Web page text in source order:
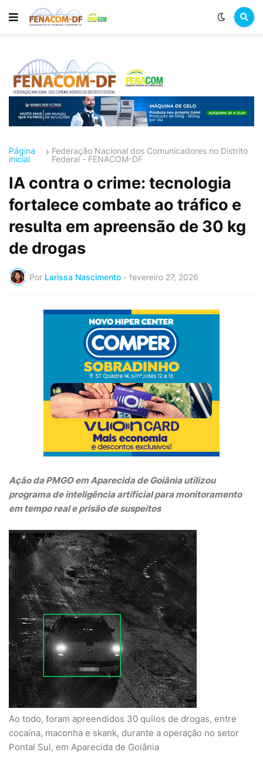
Página
inicial
Federação Nacional dos Comunicadores no Distrito
Federal - FENACOM-DF
IA contra o crime: tecnologia
fortalece combate ao tráfico e
resulta em apreensão de 30 kg
de drogas
Por Larissa Nascimento - fevereiro 27, 2026
Ação da PMGO em Aparecida de Goiânia utilizou
programa de inteligência artificial para monitoramento
em tempo real e prisão de suspeitos
Ao todo, foram apreendidos 30 quilos de drogas, entre
cocaína, maconha e skank, durante a operação no setor
Pontal Sul, em Aparecida de Goiânia